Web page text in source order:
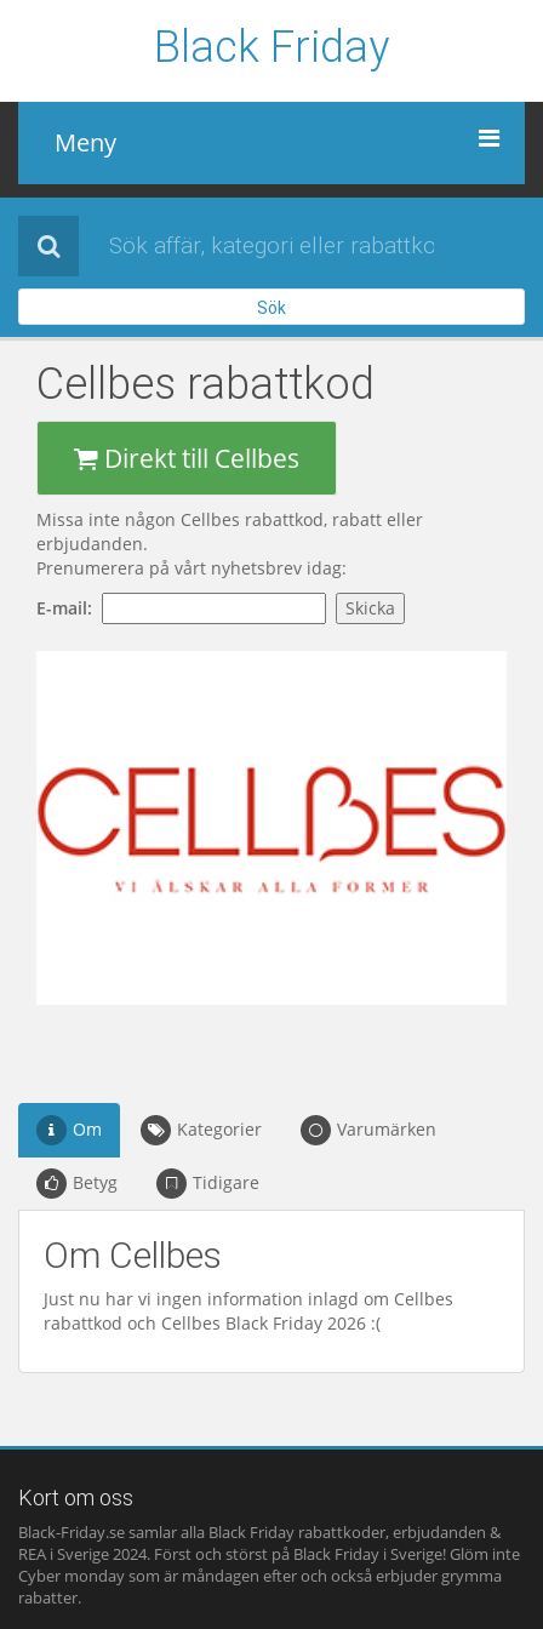
Black Friday
Meny
Black Friday
Alla affärer
Sidor
Sök
Cellbes rabattkod
Direkt till Cellbes
Missa inte någon Cellbes rabattkod, rabatt eller
erbjudanden.
Prenumerera på vårt nyhetsbrev idag:
E-mail:
Om Kategorier Varumärken
Betyg Tidigare
Om Cellbes
Just nu har vi ingen information inlagd om Cellbes
rabattkod och Cellbes Black Friday 2026 :(
Kort om oss
Black-Friday.se samlar alla Black Friday rabattkoder, erbjudanden &
REA i Sverige 2024. Först och störst på Black Friday i Sverige! Glöm inte
Cyber monday som är måndagen efter och också erbjuder grymma
rabatter.